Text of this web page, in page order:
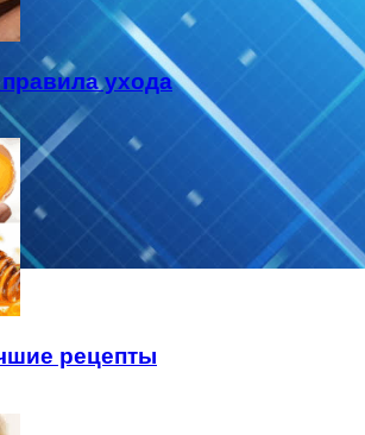
ухода
рецепты